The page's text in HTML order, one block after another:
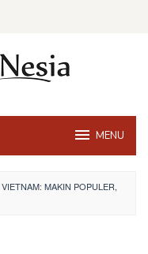
MENU
MAKIN POPULER,